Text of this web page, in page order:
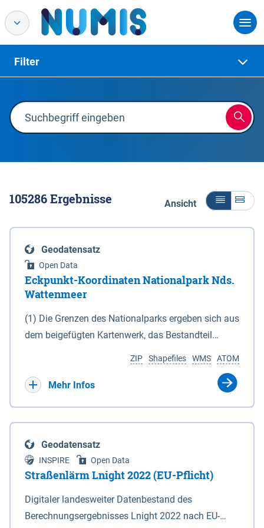
Filter
105286Ergebnisse Ansicht
Geodatensatz
Open Data
Eckpunkt-Koordinaten Nationalpark Nds.
Wattenmeer
(1) Die Grenzen des Nationalparks ergeben sich aus
dem beigefügten Kartenwerk, das Bestandteil
(DTK) im Maßstab 1 : 100 000 (Anlage 2), 2.
verkleinerte Amtliche Karte 1 : 5 000 (AK5) im
projizierte Koordinaten im Europäischen
Terrestrischen Referenzsystem 1989 (ETRS 89) mit
der Universalen Transversalen Mercator-Abbildung
bezogen auf die Zone 32 N (UTM 32N) dargestellt
(Anlage 4); Gleiches gilt für die geografischen
ATOM
WMS
Shapefiles
ZIP
Mehr Infos
Geodatensatz
INSPIRE Open Data
Straßenlärm Lnight 2022 (EU-Pflicht)
Digitaler landesweiter Datenbestand des
Berechnungsergebnisses Lnight 2022 nach EU-